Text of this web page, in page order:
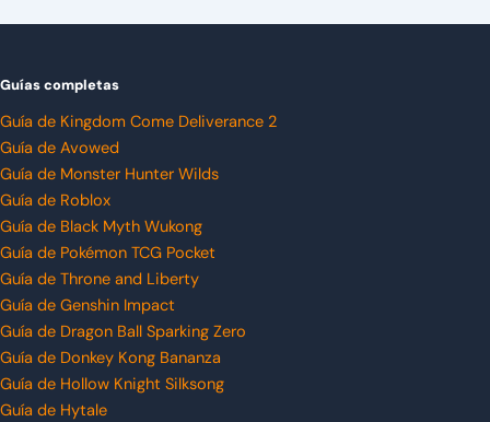
Guías completas
Guía de Kingdom Come Deliverance 2
Guía de Avowed
Guía de Monster Hunter Wilds
Guía de Roblox
Guía de Black Myth Wukong
Guía de Pokémon TCG Pocket
Guía de Throne and Liberty
Guía de Genshin Impact
Guía de Dragon Ball Sparking Zero
Guía de Donkey Kong Bananza
Guía de Hollow Knight Silksong
Guía de Hytale